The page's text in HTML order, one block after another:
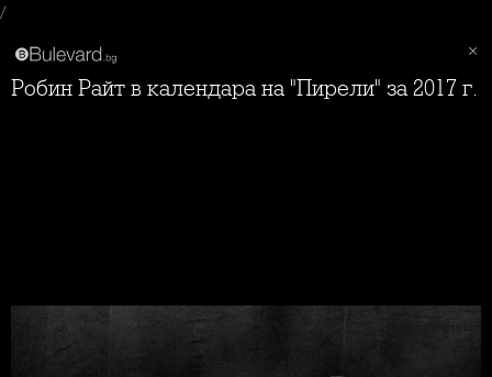
/
Робин Райт в календара на "Пирели" за 2017 г.